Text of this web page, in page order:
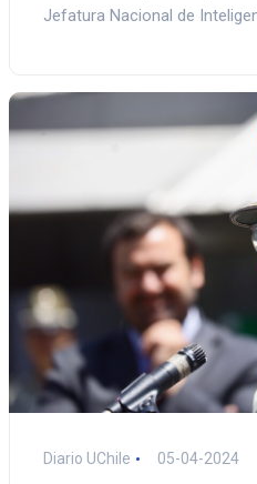
Jefatura Nacional de
Diario UChile 05-04-2024